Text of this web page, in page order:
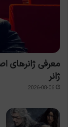
معرفی ژانرهای
ژانر
2026-08-06